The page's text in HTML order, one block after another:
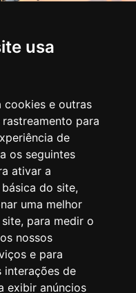
usa
cookies e outras
para
de
os seguintes
ativar a
do site,
uma melhor
, para medir o
nossos
e para
interações de
exibir anúncios
Gerais
de Cookies